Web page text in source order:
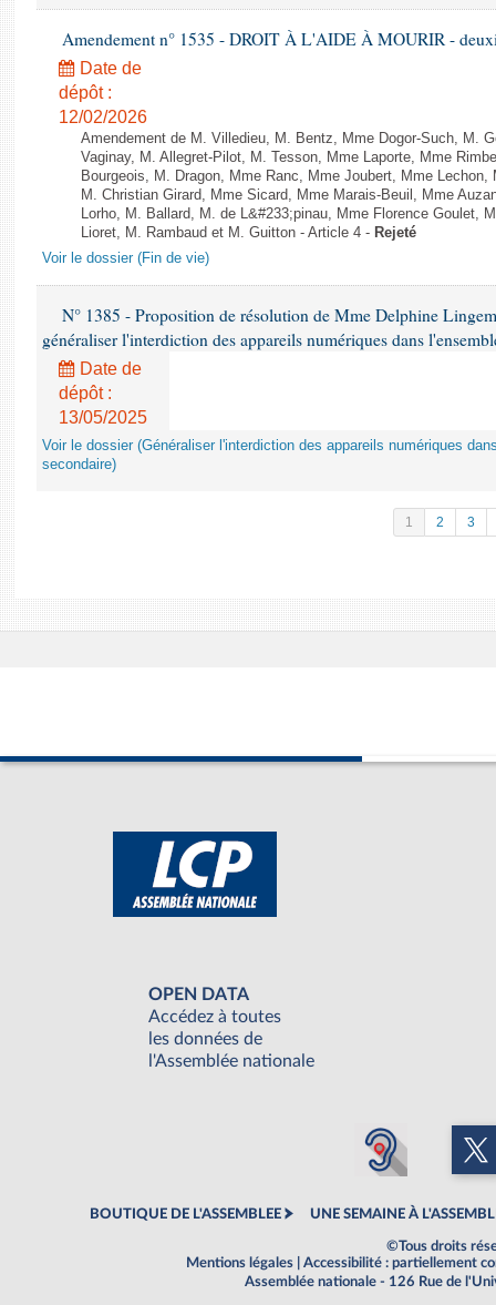
Amendement n° 1535 - DROIT À L'AIDE À MOURIR -
Date de
dépôt :
12/02/2026
Amendement de M. Villedieu, M. Bentz, Mme Dogor-Such, M.
Vaginay, M. Allegret-Pilot, M. Tesson, Mme Laporte, Mme
Bourgeois, M. Dragon, Mme Ranc, Mme Joubert, Mme
M. Christian Girard, Mme Sicard, Mme Marais-Beuil, Mme
Lorho, M. Ballard, M. de L&#233;pinau, Mme Florence Goulet,
Lioret, M. Rambaud et M. Guitton - Article 4 - Rejeté
Voir le dossier (Fin de vie)
N° 1385 - Proposition de résolution de Mme Delphine
généraliser l'interdiction des appareils numériques dans
Date de
dépôt :
13/05/2025
Voir le dossier (Généraliser l'interdiction des appareils numériques
secondaire)
1 2 3
OPEN DATA
Accédez à toutes
les données de
l'Assemblée nationale
BOUTIQUE DE L'ASSEMBLEE UNE SEMAINE À
©Tous droits
Mentions légales
Accessibilité : partiellement
Assemblée nationale - 126 Rue de